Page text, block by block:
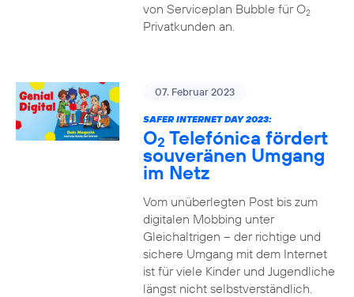
von Serviceplan Bubble für O2
Privatkunden an.
07. Februar 2023
SAFER INTERNET DAY 2023:
O2 Telefónica fördert
souveränen Umgang
im Netz
Vom unüberlegten Post bis zum
digitalen Mobbing unter
Gleichaltrigen – der richtige und
sichere Umgang mit dem Internet
ist für viele Kinder und Jugendliche
längst nicht selbstverständlich.